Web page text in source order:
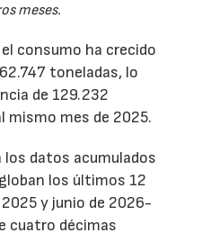
meses.
consumo ha crecido
toneladas, lo
de 129.232
mismo mes de 2025.
los datos acumulados
los últimos 12
y junio de 2026-
cuatro décimas